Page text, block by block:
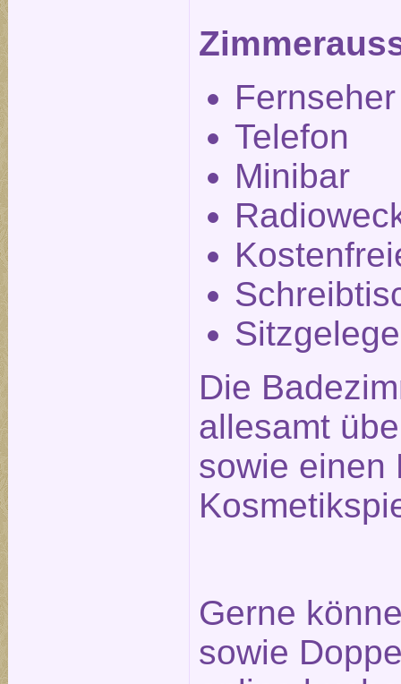
Fernseher
Telefon
Minibar
Die
allesamt
sowie einen
Gerne
sowie